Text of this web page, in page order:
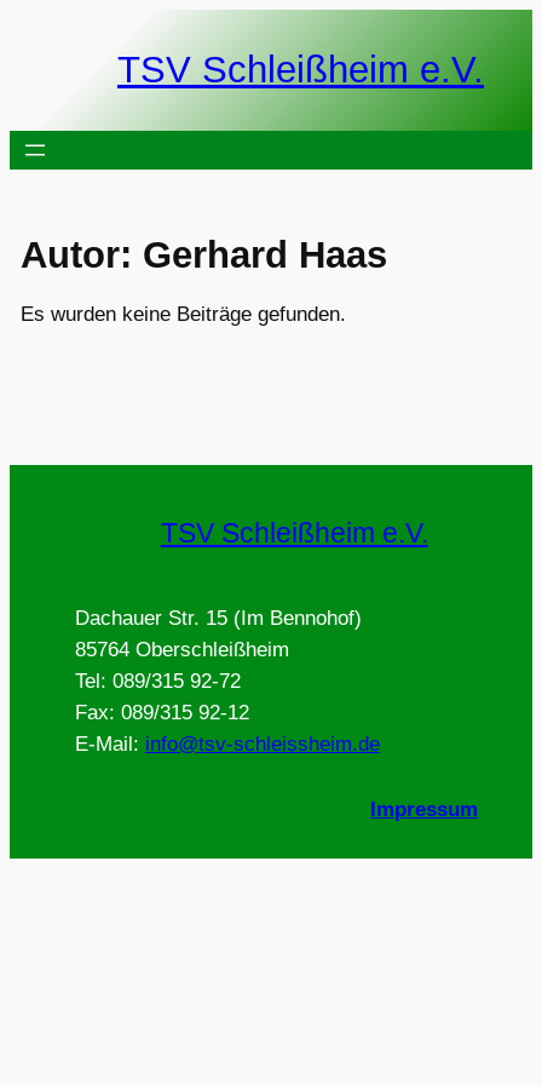
TSV Schleißheim e.V.
Autor: Gerhard Haas
Es wurden keine Beiträge gefunden.
TSV Schleißheim e.V.
Dachauer Str. 15 (Im Bennohof)
85764 Oberschleißheim
Tel: 089/315 92-72
Fax: 089/315 92-12
E-Mail: info@tsv-schleissheim.de
Impressum